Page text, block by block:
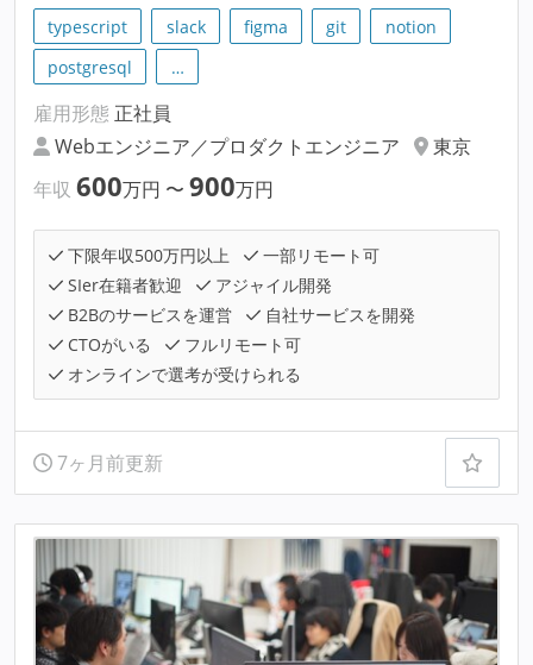
typescript slack figma git
notion
postgresql
…
雇用形態 正社員
Webエンジニア／プロダクトエンジニア
東京
年収 600万円 〜 900万円
下限年収500万円以上
一部リモート可
SIer在籍者歓迎
アジャイル開発
B2Bのサービスを運営
自社サービスを開発
CTOがいる
フルリモート可
オンラインで選考が受けられる
7ヶ月前更新